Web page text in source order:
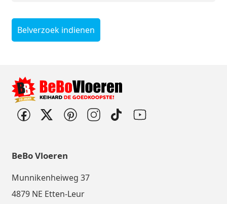
Belverzoek indienen
BeBo Vloeren
Munnikenheiweg 37
4879 NE Etten-Leur